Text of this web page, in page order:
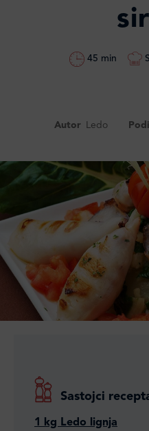
45 min
Autor Ledo
Sastojci
1 kg Ledo lignja